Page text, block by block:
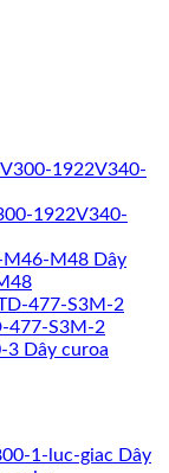
1922V340-
Dây
477-S3M-2
Dây curoa
Dây